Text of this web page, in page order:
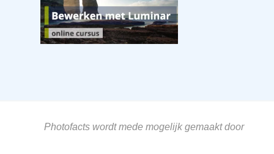
Photofacts wordt mede mogelijk gemaakt door